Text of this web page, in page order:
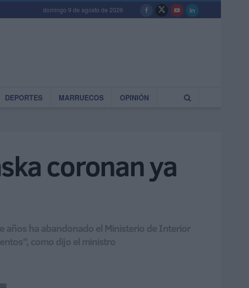
domingo 9 de agosto de 2026
DEPORTES MARRUECOS OPINIÓN
coronan ya
años ha abandonado el Ministerio de Interior
como dijo el ministro